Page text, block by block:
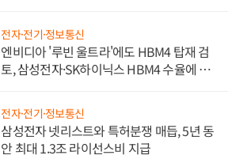
전자·전기·정보통신
엔비디아 '루빈 울트라'에도 HBM4 탑재 검
토, 삼성전자·SK하이닉스 HBM4 수율에 주
전자·전기·정보통신
삼성전자 넷리스트와 특허분쟁 매듭, 5년 동
안 최대 1.3조 라이선스비 지급